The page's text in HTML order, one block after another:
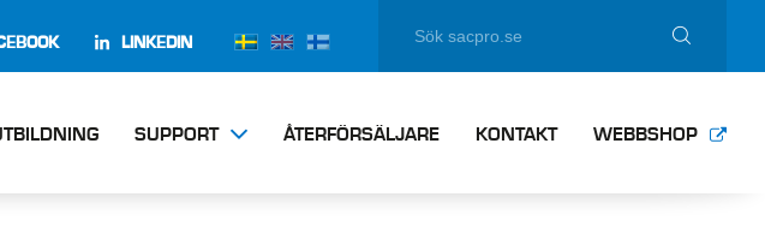
LINKEDIN
SUPPORT ÅTERFÖRSÄLJARE KONTAKT WEBBSHOP